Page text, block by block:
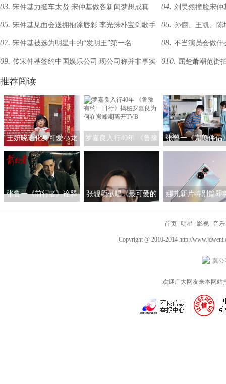
03. 宋仲基力挺车太贤 宋仲基做客新闻梦想成真 04. 刘昊然撞脸宋仲
反转
05. 宋仲基见面会送拥抱涂唇彩 李光洙朴宝剑歌手
Gummy前来助阵
06. 孙俪、王凯、陈
下一个又会是谁？
07. 宋仲基被选为明星中的“发明王”第一名 08. 不当演员会做什
09. 传宋仲基签约中国娱乐公司 现公司称并非事实 010. 屈楚萧潮范街
推荐阅读
王妍晓语化身可爱小龙
人亮相央视春晚
罗嘉良入行40年 《鲁豫
有约一日行》揭秘罗嘉
良为何在巅峰期离开
TVB
张鲁一《完美伴侣
启“煮夫”模式 塑造
女性的“人间理
张鲁一《前行者》诠释
张靓颖献唱《最可爱的
娜扎新片特别篇即
证女神的真爱
首页 明星 影视 音乐
Copyright @ 2010-2014 http://
冀公
欢迎广大网友来本网站